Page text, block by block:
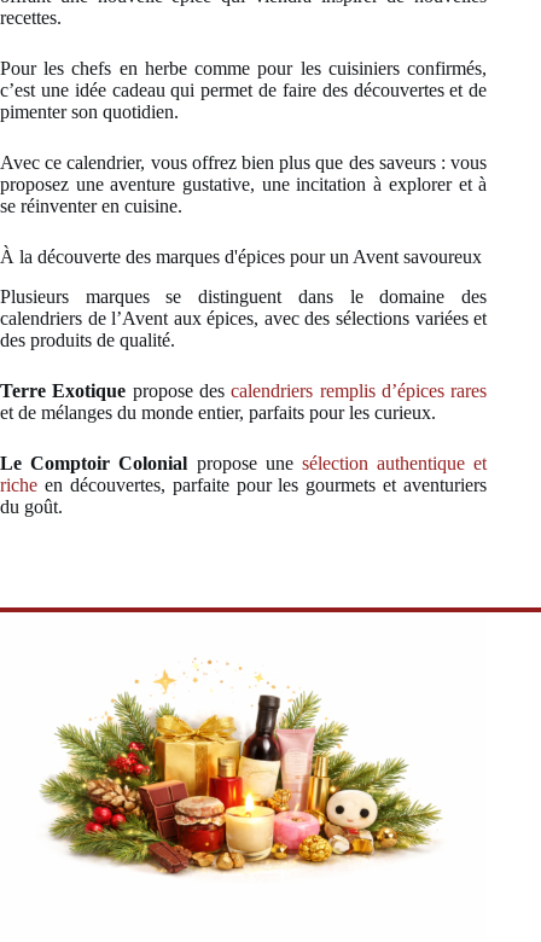
recettes.
Pour les chefs en herbe comme pour les cuisiniers confirmés,
c’est une idée cadeau qui permet de faire des découvertes et de
pimenter son quotidien.
Avec ce calendrier, vous offrez bien plus que des saveurs : vous
proposez une aventure gustative, une incitation à explorer et à
se réinventer en cuisine.
À la découverte des marques d'épices pour un Avent savoureux
Plusieurs marques se distinguent dans le domaine des
calendriers de l’Avent aux épices, avec des sélections variées et
des produits de qualité.
Terre Exotique propose descalendriers remplis d’épices rares
et de mélanges du monde entier, parfaits pour les curieux.
Le Comptoir Colonial propose une sélection authentique et
riche en découvertes, parfaite pour les gourmets et aventuriers
du goût.